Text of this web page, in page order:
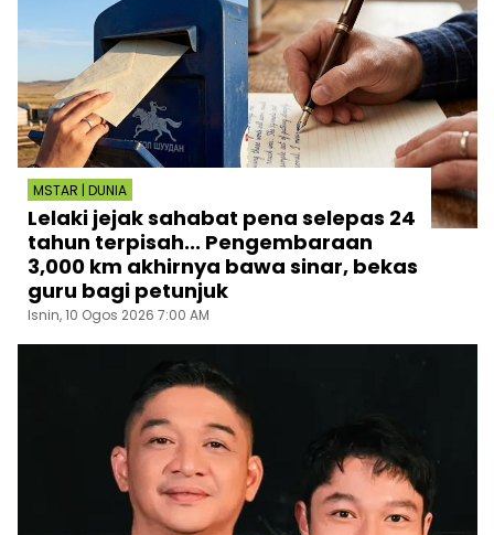
MSTAR | DUNIA
Lelaki jejak sahabat pena selepas 24
tahun terpisah... Pengembaraan
3,000 km akhirnya bawa sinar, bekas
guru bagi petunjuk
Isnin, 10 Ogos 2026 7:00 AM